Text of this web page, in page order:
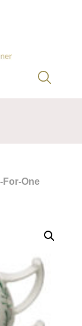
For-One